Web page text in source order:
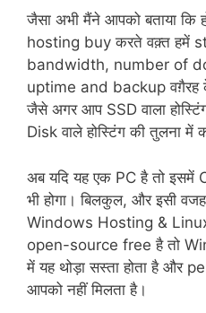
जैसा अभी मैंने आपको बताया कि
hosting buy करते वक़्त हमें
bandwidth, number of
uptime and backup वग़ैरह के
जैसे अगर आप SSD वाला
Disk वाले होस्टिंग की तुलना में
अब यदि यह एक PC है तो
भी होगा। बिलकुल, और इसी
Windows Hosting &
open-source free है तो
में यह थोड़ा सस्ता होता है और
आपको नहीं मिलता है।